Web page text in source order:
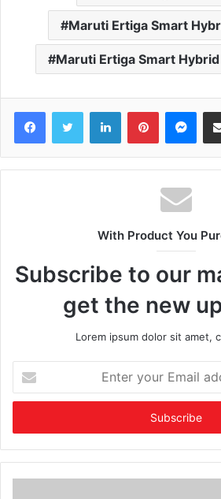
Maruti Ertiga Smart
Maruti Ertiga Smart
FacebookTwitter LinkedInPinterest
With Product You
Subscribe to our
get the new
Lorem ipsum dolor sit amet,
your
Email